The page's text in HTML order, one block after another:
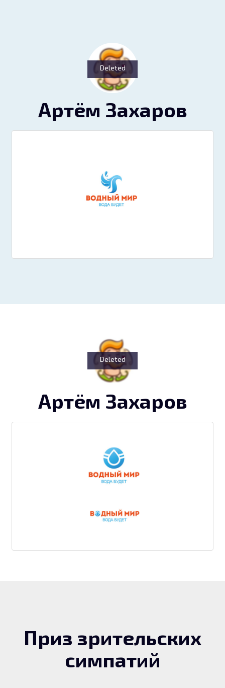
Deleted
Артём Захаров
Deleted
Артём Захаров
Приз зрительских
симпатий